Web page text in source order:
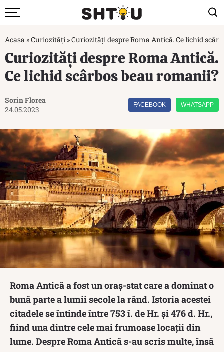
Acasa »Curiozități »Curiozități despre Roma Antică. Ce lichid
Curiozități despre Roma Antică.
Ce lichid scârbos beau romanii?
Sorin Florea
24.05.2023
FACEBOOK WHATSAPP
Roma Antică a fost un oraş-stat care a dominat o
bună parte a lumii secole la rând. Istoria acestei
citadele se întinde între 753 î. de Hr. și 476 d. Hr.,
fiind una dintre cele mai frumoase locații din
lume. Despre Roma Antică s-au scris multe, însă